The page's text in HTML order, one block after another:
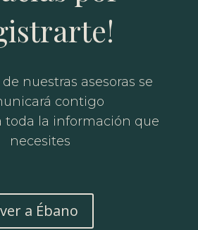
nuestras asesoras se
contigo
toda la información que
necesites
a Ébano